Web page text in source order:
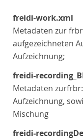
freidi-work.xml
Metadaten zur
aufgezeichneten
Aufzeichnung;
freidi-
Metadaten
Aufzeichnung,
Mischung
freidi-